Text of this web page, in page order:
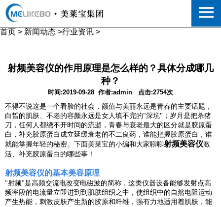
首页 > 新闻动态 >行业资讯 >
射频美容仪的作用原理是怎么样的？具体分成哪几
种？
时间:2019-09-28 作者:admin
点击:2754次
不得不说这是一个看脸的社会，颜值与美丽永远是青春的主要话题，
白皙的肌肤、不老的容颜永远是女人填不完的"深坑"；岁月是把杀猪
刀，任何人都绕不开时间的流逝，青春与衰老最大的区分就是胶原蛋
白，补充胶原蛋白成立延缓衰老的不二良药，谁能把握胶原蛋白，谁
就能掌握年轻的秘密。下面美莱宝的小编和大家聊聊射频美容仪激
活、补充胶原蛋白的哪些事！
射频美容仪的基本美容原理
"射频"是高频交流电改变电磁波的简称，这类仪器设备能够发射点高
频率段的电流量立即进到到肌肤组织之中，使组织中的自然电阻运动
产生热能，刺激皮肤产生新的胶原和纤维，强有力地适用着肌肤，能